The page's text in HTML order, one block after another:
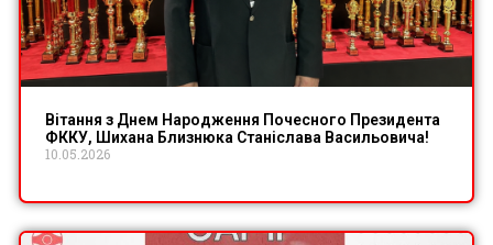
Вітання з Днем Народження Почесного Президента
ФККУ, Шихана Близнюка Станіслава Васильовича!
10.05.2026